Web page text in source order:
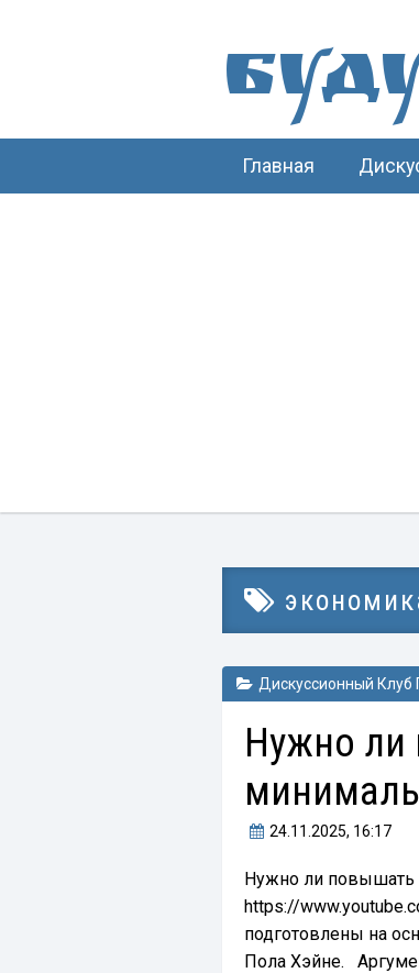
Главная
Дискуссионный Клуб
Нужно
24.11.2025, 16:17
Нужно ли повышать
https://
подготовлены на
Пола Хэйне.